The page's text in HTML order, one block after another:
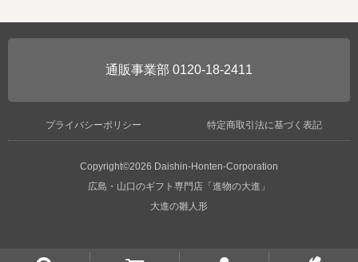
0120-18-2411
プライバシーポリシー 特定商取引法に基づく表記
Copyright©2026 Daishin-Honten-Corporation
広島・山口のギフト専門店「進物の大進」
大進の雛人形